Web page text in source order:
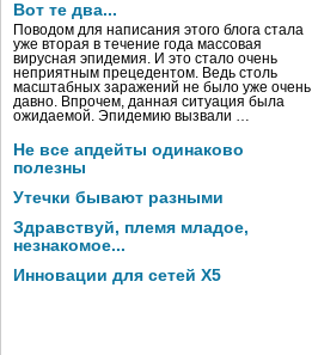
Вот те два...
Поводом для написания этого блога стала
уже вторая в течение года массовая
вирусная эпидемия. И это стало очень
неприятным прецедентом. Ведь столь
масштабных заражений не было уже очень
давно. Впрочем, данная ситуация была
ожидаемой. Эпидемию вызвали …
Не все апдейты одинаково
полезны
Утечки бывают разными
Здравствуй, племя младое,
незнакомое...
Инновации для сетей X5